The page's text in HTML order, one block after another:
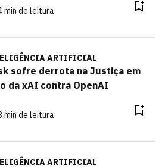
min de leitura
ARTIFICIAL
sofre derrota na Justiça em
da xAI contra OpenAI
min de leitura
ARTIFICIAL